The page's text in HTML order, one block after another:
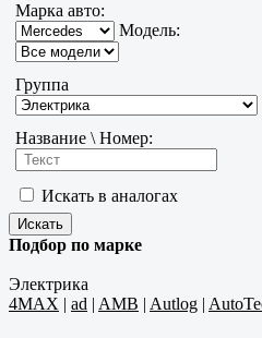
Марка авто:
Модель:
Группа
Название \ Номер:
Искать в аналогах
Подбор по марке
Электрика
4MAX | ad | AMB | Autlog |